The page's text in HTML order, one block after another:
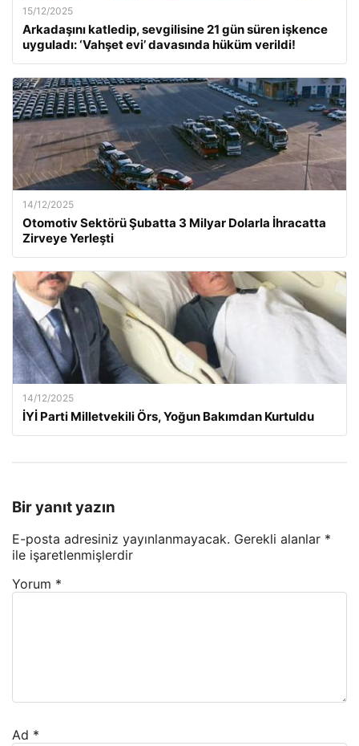
15/12/2025
Arkadaşını katledip, sevgilisine 21 gün süren işkence
uyguladı: ‘Vahşet evi’ davasında hüküm verildi!
14/12/2025
Otomotiv Sektörü Şubatta 3 Milyar Dolarla İhracatta
Zirveye Yerleşti
14/12/2025
İYİ Parti Milletvekili Örs, Yoğun Bakımdan Kurtuldu
Bir yanıt yazın
E-posta adresiniz yayınlanmayacak. Gerekli alanlar *
ile işaretlenmişlerdir
Yorum *
Ad *